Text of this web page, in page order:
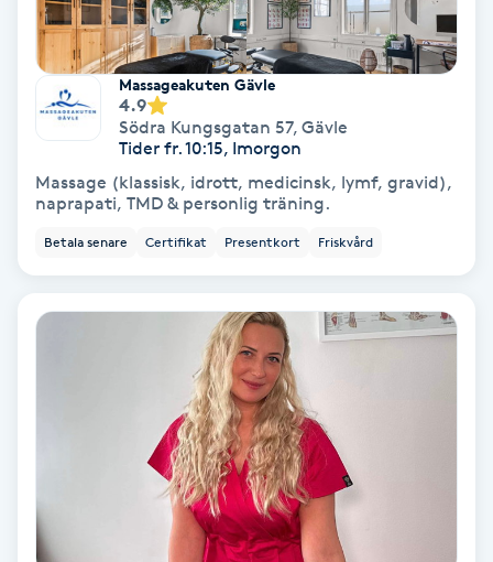
Färgning
Föning
Gel naglar
Gelenaglar
Gellack med förstärkning
Gruppträning
Massageakuten Gävle
4.9
Södra Kungsgatan 57, Gävle
Tider fr. 10:15, Imorgon
Massage (klassisk, idrott, medicinsk, lymf, gravid),
naprapati, TMD & personlig träning.
Betala senare Certifikat Presentkort Friskvård